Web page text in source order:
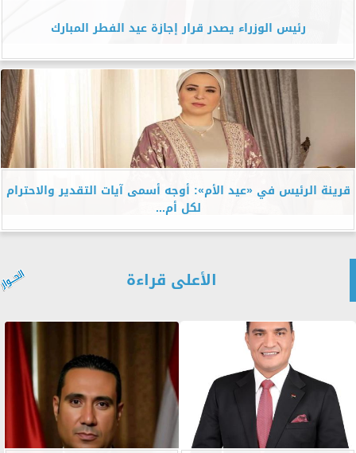
رئيس الوزراء يصدر قرار إجازة عيد الفطر المبارك
قرينة الرئيس في «عيد الأم»: أوجه أسمى آيات التقدير والاحترام
لكل أم...
الأعلى قراءة